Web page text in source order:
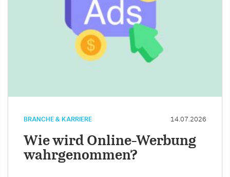
BRANCHE & KARRIERE 14.07.2026
Wie wird Online-Werbung
wahrgenommen?